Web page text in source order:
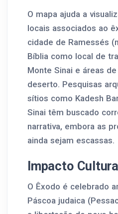
O mapa ajuda a
locais associados ao
cidade de Ramessés
Bíblia como local de
Monte Sinai e áreas
deserto. Pesquisas
sítios como Kadesh
Sinai têm buscado
narrativa, embora as
ainda sejam escassas.
Impacto
O Êxodo é celebrado
Páscoa judaica